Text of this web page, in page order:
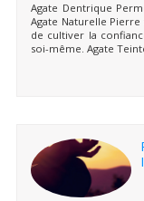
Agate Dentrique
Agate Naturelle
de cultiver la
soi-même. Agate